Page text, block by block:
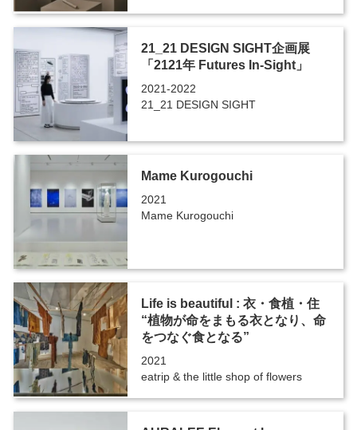
21_21 DESIGN SIGHT企画展
「2121年 Futures In-Sight」
2021-2022
21_21 DESIGN SIGHT
Mame Kurogouchi
2021
Mame Kurogouchi
Life is beautiful : 衣・食植・住
“植物が命をまもる衣となり、命
をつなぐ食となる”
2021
eatrip & the little shop of flowers